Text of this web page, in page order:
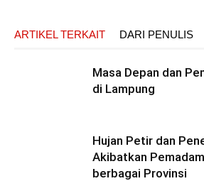
ARTIKEL TERKAIT DARI PENULIS
Masa Depan dan
di Lampung
Hujan Petir dan
Akibatkan
berbagai Provinsi